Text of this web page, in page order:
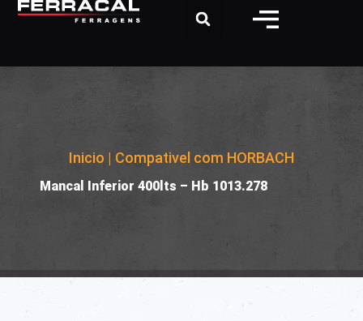
Inicio | Compativel com HORBACH
Mancal Inferior 400lts – Hb 1013.278